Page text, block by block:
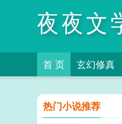
夜夜文
首 页 玄幻修真
热门小说推荐